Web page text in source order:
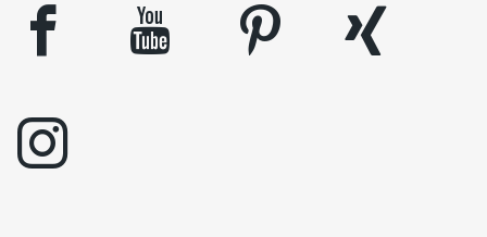
facebook youtube pinterest
xing
instagram